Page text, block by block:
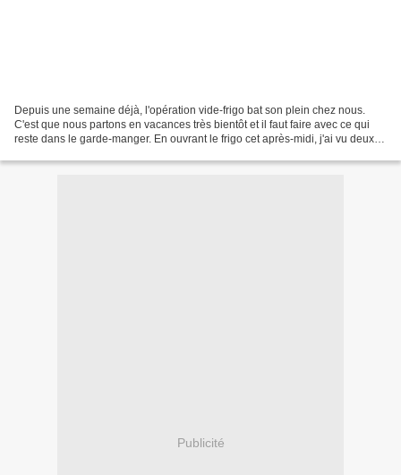
Depuis une semaine déjà, l'opération vide-frigo bat son plein chez nous.
C'est que nous partons en vacances très bientôt et il faut faire avec ce qui
reste dans le garde-manger. En ouvrant le frigo cet après-midi, j'ai vu deux
Publicité